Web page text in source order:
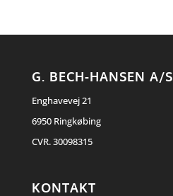
G. BECH-HANSEN A/S
Enghavevej 21
6950 Ringkøbing
CVR. 30098315
KONTAKT